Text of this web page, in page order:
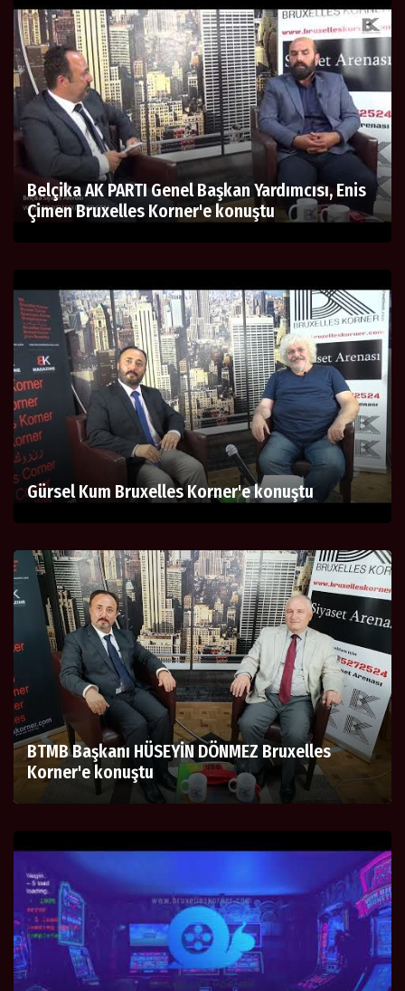
Belçika AK PARTI Genel Başkan Yardımcısı, Enis
Çimen Bruxelles Korner'e konuştu
Gürsel Kum Bruxelles Korner'e konuştu
BTMB Başkanı HÜSEYİN DÖNMEZ Bruxelles
Korner'e konuştu